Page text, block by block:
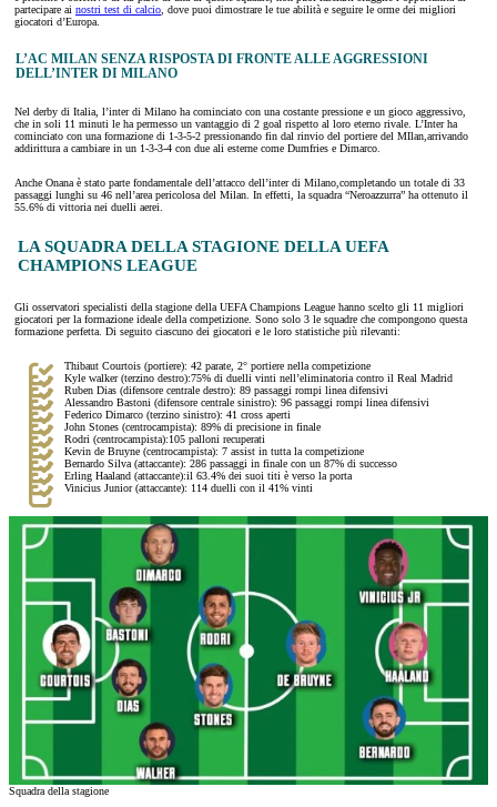
partecipare ai nostri test di calcio, dove puoi dimostrare le tue abilità e seguire le orme dei migliori
giocatori d’Europa.
L’AC MILAN SENZA RISPOSTA DI FRONTE ALLE AGGRESSIONI
DELL’INTER DI MILANO
Nel derby di Italia, l’inter di Milano ha cominciato con una costante pressione e un gioco aggressivo,
che in soli 11 minuti le ha permesso un vantaggio di 2 goal rispetto al loro eterno rivale. L’Inter ha
cominciato con una formazione di 1-3-5-2 pressionando fin dal rinvio del portiere del MIlan,arrivando
addirittura a cambiare in un 1-3-3-4 con due ali esterne come Dumfries e Dimarco.
Anche Onana è stato parte fondamentale dell’attacco dell’inter di Milano,completando un totale di 33
passaggi lunghi su 46 nell’area pericolosa del Milan. In effetti, la squadra “Neroazzurra” ha ottenuto il
55.6% di vittoria nei duelli aerei.
LA SQUADRA DELLA STAGIONE DELLA UEFA
CHAMPIONS LEAGUE
Gli osservatori specialisti della stagione della UEFA Champions League hanno scelto gli 11 migliori
giocatori per la formazione ideale della competizione. Sono solo 3 le squadre che compongono questa
formazione perfetta. Di seguito ciascuno dei giocatori e le loro statistiche più rilevanti:
Thibaut Courtois (portiere): 42 parate, 2° portiere nella competizione
Kyle walker (terzino destro):75% di duelli vinti nell’eliminatoria contro il Real Madrid
Ruben Dias (difensore centrale destro): 89 passaggi rompi linea difensivi
Alessandro Bastoni (difensore centrale sinistro): 96 passaggi rompi linea difensivi
Federico Dimarco (terzino sinistro): 41 cross aperti
John Stones (centrocampista): 89% di precisione in finale
Rodri (centrocampista):105 palloni recuperati
Kevin de Bruyne (centrocampista): 7 assist in tutta la competizione
Bernardo Silva (attaccante): 286 passaggi in finale con un 87% di successo
Erling Haaland (attaccante):il 63.4% dei suoi titi è verso la porta
Vinicius Junior (attaccante): 114 duelli con il 41% vinti
Squadra della stagione